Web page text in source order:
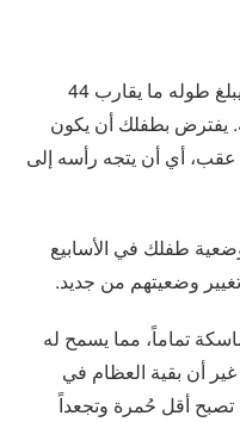
يزن طفلك الآن حوالي كيلوغرامين ويبلغ طوله ما يقارب 44
يفترض بطفلك أن يكون
عقب، أي أن يتجه رأسه إلى
طفلك في الأسابيع
وضعيتهم من جديد.
تماماً، مما يسمح له
غير أن بقية العظام في
أقل حُمرة وتجعداً